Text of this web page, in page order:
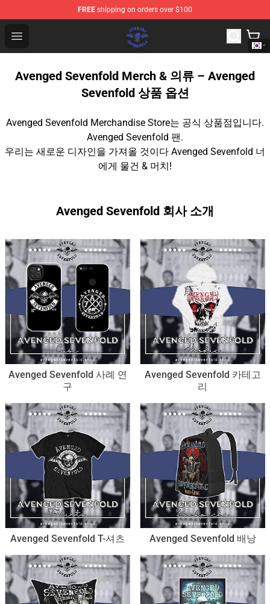
FREE shipping on orders over $100
Open menu
Avenged Sevenfold Shop - Official Avenged Sevenfold
Avenged Sevenfold Merch & 의류 – Avenged
Sevenfold 상품 옵션
Avenged Sevenfold Merchandise Store는 공식 상품점입니다.
Avenged Sevenfold 팬.
우리는 새로운 디자인을 가져올 것이다 Avenged Sevenfold 너
에게 물건 & 머치!
Avenged Sevenfold 회사 소개
Avenged Sevenfold 사례 연
구
Avenged Sevenfold 카테고
리
Avenged Sevenfold T-셔츠 Avenged Sevenfold 배낭